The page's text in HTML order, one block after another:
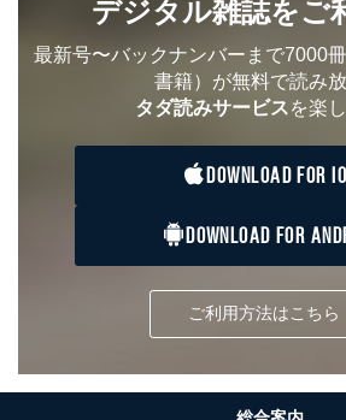
デジタル雑誌をご
最新号〜バックナンバーまで7000
書籍）が無料で読み放
タダ読みサービスを楽
DOWNLOAD FOR
DOWNLOAD FOR
ご利用方法はこちら